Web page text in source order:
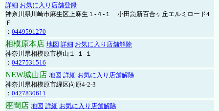
詳細 お気に入り店舗登録
神奈川県川崎市麻生区上麻生１-４-１ 小田急新百合ヶ丘エルミロード4
Ｆ
： 0449591270
相模原本店 地図 詳細 お気に入り店舗解除
神奈川県相模原市横山１-１-１
： 0427531516
NEW城山店 地図 詳細 お気に入り店舗解除
神奈川県相模原市緑区向原4-2-3
： 0427830611
座間店 地図 詳細 お気に入り店舗解除